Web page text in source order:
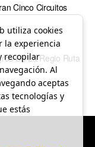
Cinco Circuitos
De La Regio Ruta
utiliza cookies
la experiencia
recopilar
Al
aceptas
tecnologías y
estás